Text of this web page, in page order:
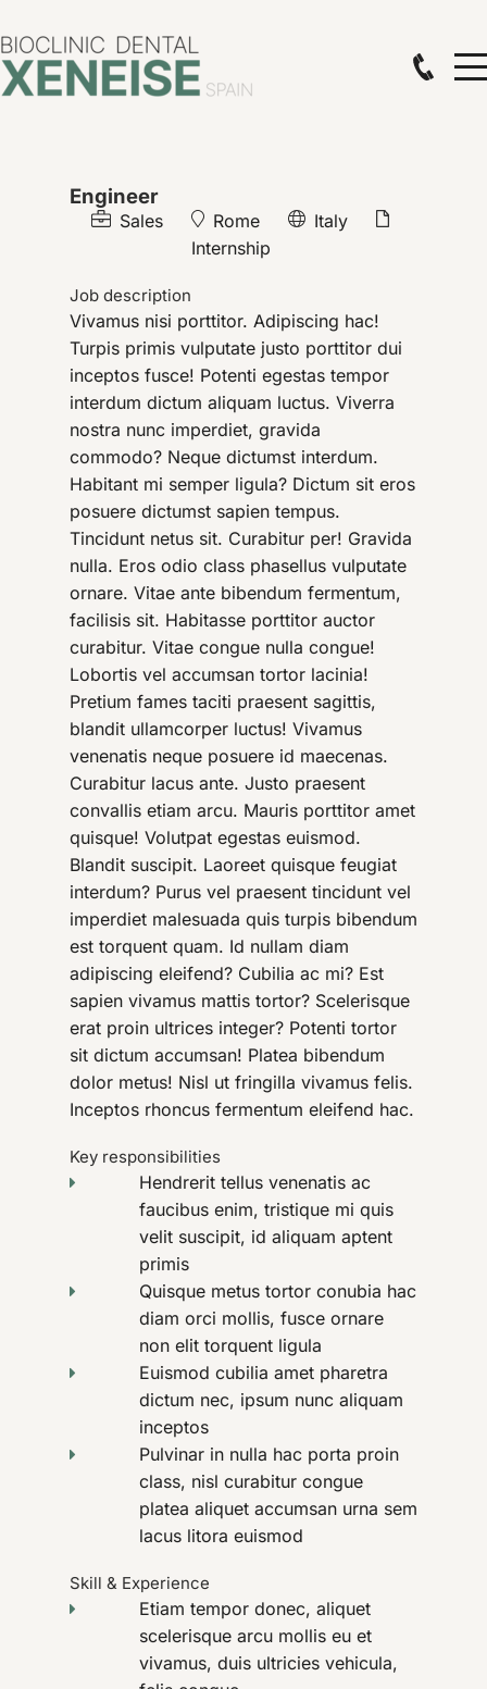
Engineer
Sales Rome
Italy
Internship
Job description
Vivamus nisi porttitor. Adipiscing hac!
Turpis primis vulputate justo porttitor dui
inceptos fusce! Potenti egestas tempor
interdum dictum aliquam luctus. Viverra
nostra nunc imperdiet, gravida
commodo? Neque dictumst interdum.
Habitant mi semper ligula? Dictum sit eros
posuere dictumst sapien tempus.
Tincidunt netus sit. Curabitur per! Gravida
nulla. Eros odio class phasellus vulputate
ornare. Vitae ante bibendum fermentum,
facilisis sit. Habitasse porttitor auctor
curabitur. Vitae congue nulla congue!
Lobortis vel accumsan tortor lacinia!
Pretium fames taciti praesent sagittis,
blandit ullamcorper luctus! Vivamus
venenatis neque posuere id maecenas.
Curabitur lacus ante. Justo praesent
convallis etiam arcu. Mauris porttitor amet
quisque! Volutpat egestas euismod.
Blandit suscipit. Laoreet quisque feugiat
interdum? Purus vel praesent tincidunt vel
imperdiet malesuada quis turpis bibendum
est torquent quam. Id nullam diam
adipiscing eleifend? Cubilia ac mi? Est
sapien vivamus mattis tortor? Scelerisque
erat proin ultrices integer? Potenti tortor
sit dictum accumsan! Platea bibendum
dolor metus! Nisl ut fringilla vivamus felis.
Inceptos rhoncus fermentum eleifend hac.
Key responsibilities
Hendrerit tellus venenatis ac
faucibus enim, tristique mi quis
velit suscipit, id aliquam aptent
primis
Quisque metus tortor conubia hac
diam orci mollis, fusce ornare
non elit torquent ligula
Euismod cubilia amet pharetra
dictum nec, ipsum nunc aliquam
inceptos
Pulvinar in nulla hac porta proin
class, nisl curabitur congue
platea aliquet accumsan urna sem
lacus litora euismod
Skill & Experience
Etiam tempor donec, aliquet
scelerisque arcu mollis eu et
vivamus, duis ultricies vehicula,